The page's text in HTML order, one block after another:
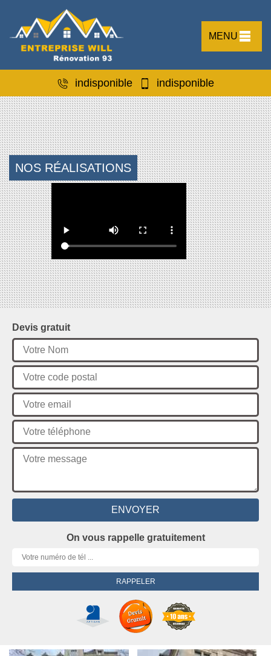
MENU
indisponible indisponible
NOS RÉALISATIONS
Devis gratuit
On vous rappelle gratuitement